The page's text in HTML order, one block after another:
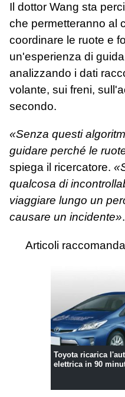
Il dottor Wang sta
che permetteranno al
coordinare le ruote e
un'esperienza di
analizzando i dati
volante, sui freni,
secondo.
«Senza questi
guidare perché le
spiega il ricercatore.
qualcosa di
viaggiare lungo un
causare un incidente».
Articoli
Toyota ricarica
elettrica in 90